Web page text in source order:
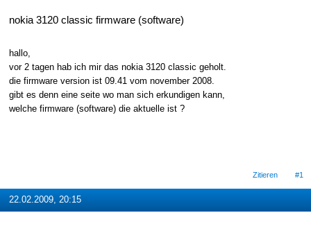
nokia 3120 classic firmware (software)
hallo,
vor 2 tagen hab ich mir das nokia 3120 classic geholt.
die firmware version ist 09.41 vom november 2008.
gibt es denn eine seite wo man sich erkundigen kann,
welche firmware (software) die aktuelle ist ?
Zitieren #1
22.02.2009, 20:15